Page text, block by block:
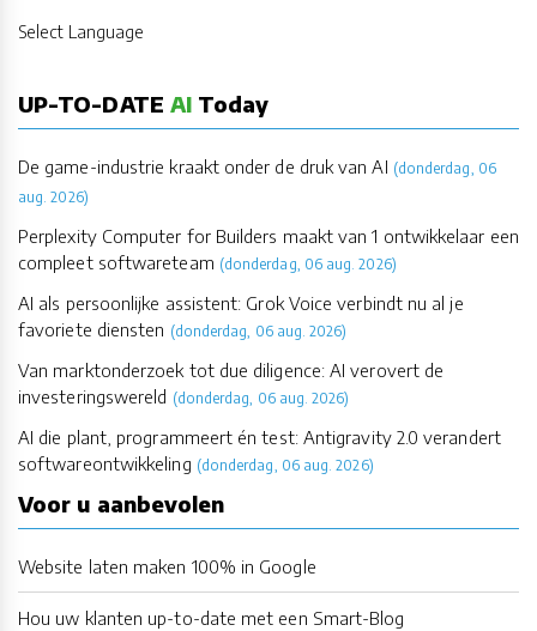
Select Language
UP-TO-DATE AI Today
De game-industrie kraakt onder de druk van AI (donderdag, 06
aug. 2026)
Perplexity Computer for Builders maakt van 1 ontwikkelaar een
compleet softwareteam (donderdag, 06 aug. 2026)
AI als persoonlijke assistent: Grok Voice verbindt nu al je
favoriete diensten (donderdag, 06 aug. 2026)
Van marktonderzoek tot due diligence: AI verovert de
investeringswereld (donderdag, 06 aug. 2026)
AI die plant, programmeert én test: Antigravity 2.0 verandert
softwareontwikkeling (donderdag, 06 aug. 2026)
Voor u aanbevolen
Website laten maken 100% in Google
Hou uw klanten up-to-date met een Smart-Blog